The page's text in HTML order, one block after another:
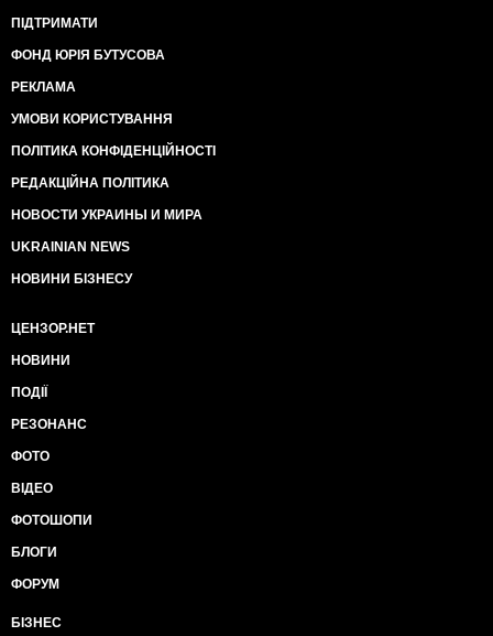
ПІДТРИМАТИ
ФОНД ЮРІЯ БУТУСОВА
РЕКЛАМА
УМОВИ КОРИСТУВАННЯ
ПОЛІТИКА КОНФІДЕНЦІЙНОСТІ
РЕДАКЦІЙНА ПОЛІТИКА
НОВОСТИ УКРАИНЫ И МИРА
UKRAINIAN NEWS
НОВИНИ БІЗНЕСУ
ЦЕНЗОР.НЕТ
НОВИНИ
ПОДІЇ
РЕЗОНАНС
ФОТО
ВІДЕО
ФОТОШОПИ
БЛОГИ
ФОРУМ
БІЗНЕС